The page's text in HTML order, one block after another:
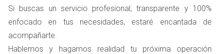
Para ilustrar mejor estos puntos, aquí tienes tres casos
prácticos que reflejan diferentes situaciones:
Caso 1: María y Juan
antes del divorcio porque quería evitar conflictos.
Si buscas un servicio profesional, transparente y 100%
enfocado en tus necesidades, estaré encantada de
acompañarte.
Hablemos y hagamos realidad tu próxima operación